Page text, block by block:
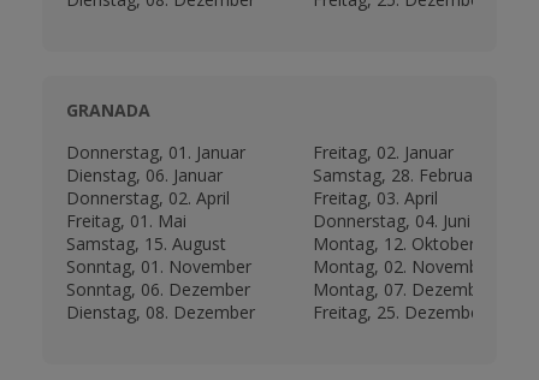
GRANADA
Donnerstag, 01. Januar
Freitag, 02. Januar
Dienstag, 06. Januar
Samstag, 28. Februar
Donnerstag, 02. April
Freitag, 03. April
Freitag, 01. Mai
Donnerstag, 04. Juni
Samstag, 15. August
Montag, 12. Oktober
Sonntag, 01. November
Montag, 02. November
Sonntag, 06. Dezember
Montag, 07. Dezember
Dienstag, 08. Dezember
Freitag, 25. Dezember